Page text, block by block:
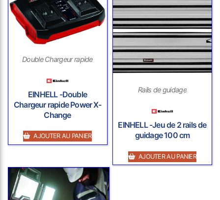
Double Chargeur rapide
EINHELL -Double
Chargeur rapide Power X-
Change
AJOUTER AU PANIER
Rails de guidage
EINHELL -Jeu de 2 rails de
guidage 100 cm
AJOUTER AU PANIER